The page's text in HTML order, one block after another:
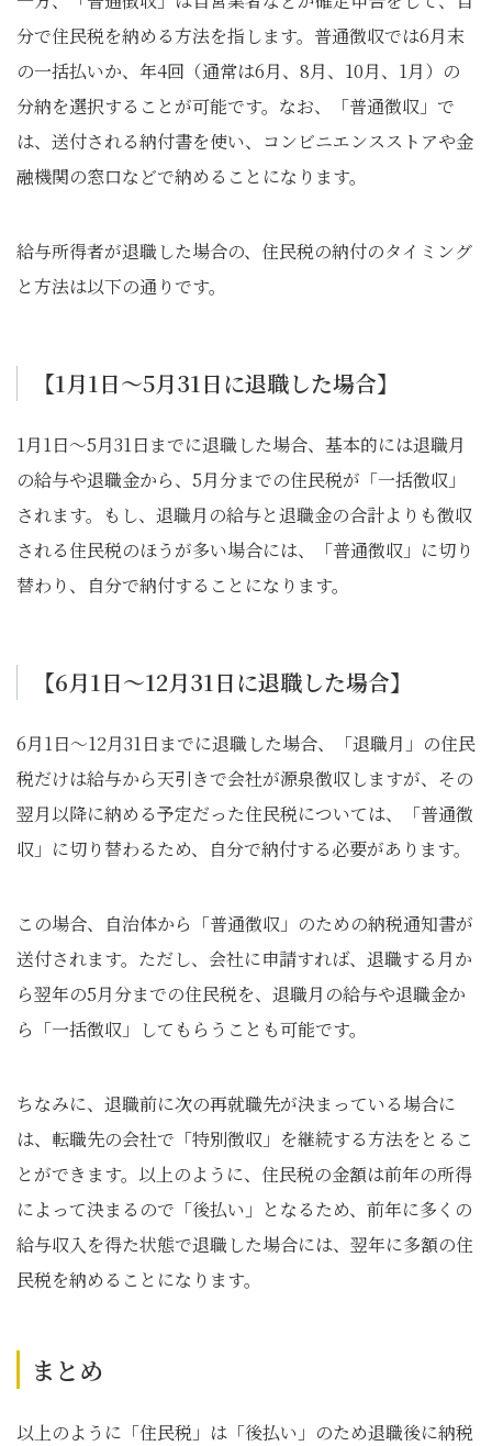
分で住民税を納める方法を指します。普通徴収では6月末
の一括払いか、年4回（通常は6月、8月、10月、1月）の
分納を選択することが可能です。なお、「普通徴収」で
は、送付される納付書を使い、コンビニエンスストアや金
融機関の窓口などで納めることになります。
給与所得者が退職した場合の、住民税の納付のタイミング
と方法は以下の通りです。
【1月1日～5月31日に退職した場合】
1月1日～5月31日までに退職した場合、基本的には退職月
の給与や退職金から、5月分までの住民税が「一括徴収」
されます。もし、退職月の給与と退職金の合計よりも徴収
される住民税のほうが多い場合には、「普通徴収」に切り
替わり、自分で納付することになります。
【6月1日～12月31日に退職した場合】
6月1日～12月31日までに退職した場合、「退職月」の住民
税だけは給与から天引きで会社が源泉徴収しますが、その
翌月以降に納める予定だった住民税については、「普通徴
収」に切り替わるため、自分で納付する必要があります。
この場合、自治体から「普通徴収」のための納税通知書が
送付されます。ただし、会社に申請すれば、退職する月か
ら翌年の5月分までの住民税を、退職月の給与や退職金か
ら「一括徴収」してもらうことも可能です。
ちなみに、退職前に次の再就職先が決まっている場合に
は、転職先の会社で「特別徴収」を継続する方法をとるこ
とができます。以上のように、住民税の金額は前年の所得
によって決まるので「後払い」となるため、前年に多くの
給与収入を得た状態で退職した場合には、翌年に多額の住
民税を納めることになります。
まとめ
以上のように「住民税」は「後払い」のため退職後に納税